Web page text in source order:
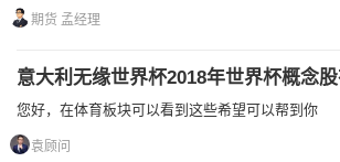
期货 孟经理
意大利无缘世界杯2018年世界杯概念股
您好，在体育板块可以看到这些希望可以帮到你
袁顾问